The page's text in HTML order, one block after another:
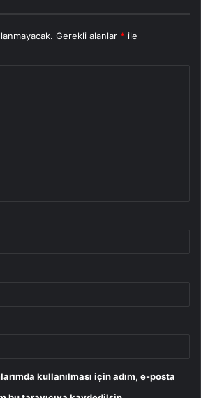
Gerekli alanlar * ile
kullanılması için adım, e-posta